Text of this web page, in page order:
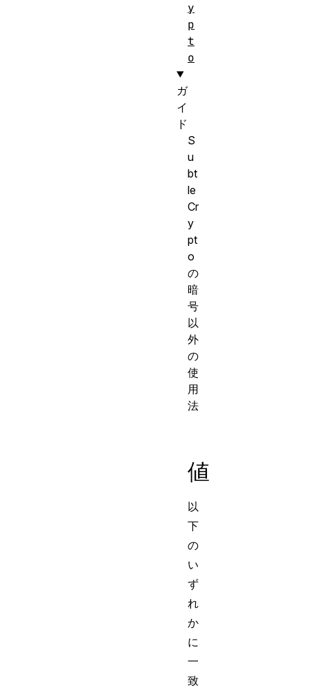
。
値
以
下
の
い
ず
れ
か
に
一
致
y
p
t
o
ガ
イ
ド
S
u
bt
le
Cr
y
pt
o
の
暗
号
以
外
の
使
用
法